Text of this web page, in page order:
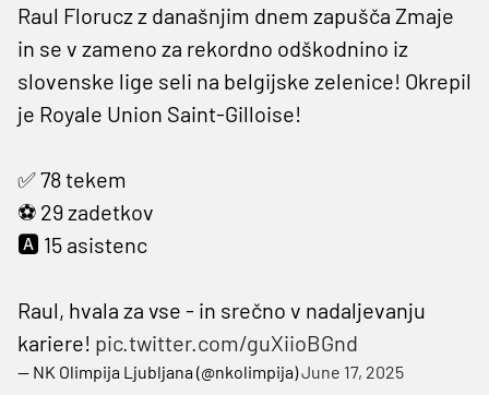
Raul Florucz z današnjim dnem zapušča Zmaje
in se v zameno za rekordno odškodnino iz
slovenske lige seli na belgijske zelenice! Okrepil
je Royale Union Saint-Gilloise!
✅ 78 tekem
⚽️ 29 zadetkov
🅰️ 15 asistenc
Raul, hvala za vse - in srečno v nadaljevanju
kariere! pic.twitter.com/guXiioBGnd
— NK Olimpija Ljubljana (@nkolimpija)June 17, 2025